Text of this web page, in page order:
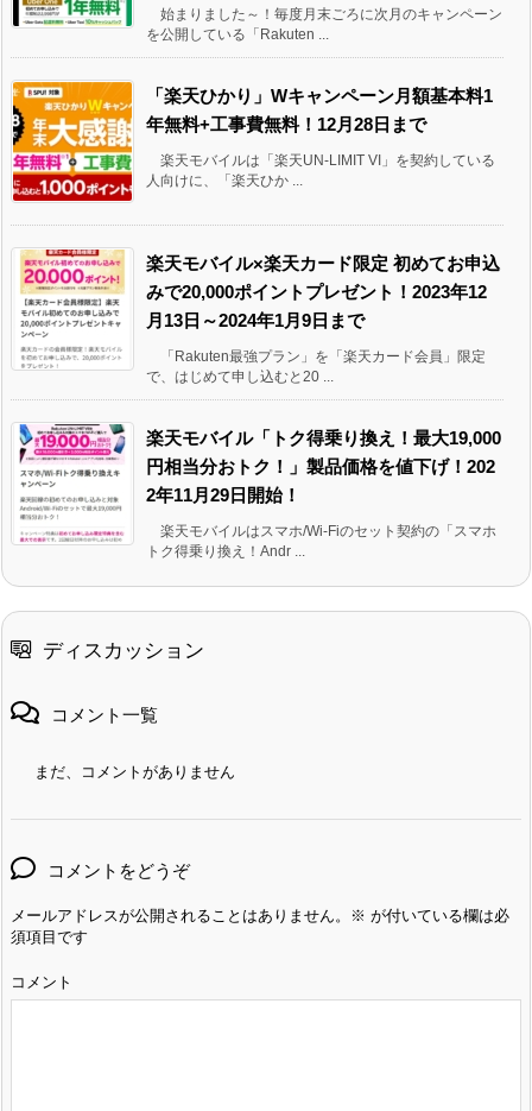
始まりました～！毎度月末ごろに次月のキャンペーン
を公開している「Rakuten ...
「楽天ひかり」Wキャンペーン月額基本料1
年無料+工事費無料！12月28日まで
楽天モバイルは「楽天UN-LIMIT VI」を契約している
人向けに、「楽天ひか ...
楽天モバイル×楽天カード限定 初めてお申込
みで20,000ポイントプレゼント！2023年12
月13日～2024年1月9日まで
「Rakuten最強プラン」を「楽天カード会員」限定
で、はじめて申し込むと20 ...
楽天モバイル「トク得乗り換え！最大19,000
円相当分おトク！」製品価格を値下げ！202
2年11月29日開始！
楽天モバイルはスマホ/Wi-Fiのセット契約の「スマホ
トク得乗り換え！Andr ...
ディスカッション
コメント一覧
まだ、コメントがありません
コメントをどうぞ
メールアドレスが公開されることはありません。 ※ が付いている欄は必
須項目です
コメント